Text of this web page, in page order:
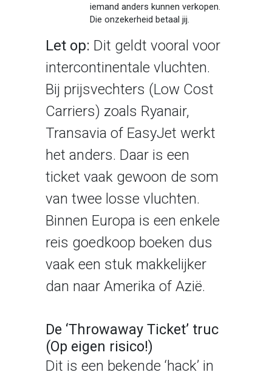
iemand anders kunnen verkopen.
Die onzekerheid betaal jij.
Let op: Dit geldt vooral voor
intercontinentale vluchten.
Bij prijsvechters (Low Cost
Carriers) zoals Ryanair,
Transavia of EasyJet werkt
het anders. Daar is een
ticket vaak gewoon de som
van twee losse vluchten.
Binnen Europa is een enkele
reis goedkoop boeken dus
vaak een stuk makkelijker
dan naar Amerika of Azië.
De ‘Throwaway Ticket’ truc
(Op eigen risico!)
Dit is een bekende ‘hack’ in